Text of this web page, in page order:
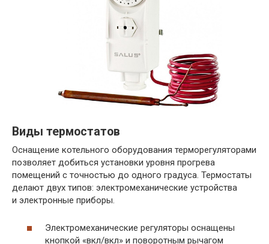
Виды термостатов
Оснащение котельного оборудования терморегуляторами
позволяет добиться установки уровня прогрева
помещений с точностью до одного градуса. Термостаты
делают двух типов: электромеханические устройства
и электронные приборы.
Электромеханические регуляторы оснащены
кнопкой «вкл/вкл» и поворотным рычагом